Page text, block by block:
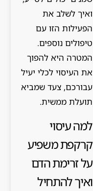
ואיך לשלב את
הפעילות הזו עם
טיפולים נוספים.
המטרה היא להפוך
את העיסוי לכלי יעיל
עבורכם, צעד שמביא
תועלת ממשית.
למה עיסוי
קרקפת משפיע
על זרימת הדם
ואיך להתחיל